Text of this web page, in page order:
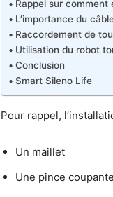
Rappel sur
L’importance du
Raccordement de
Utilisation du robot
Conclusion
Smart Sileno Life
Pour rappel,
Un maillet
Une pince coupante